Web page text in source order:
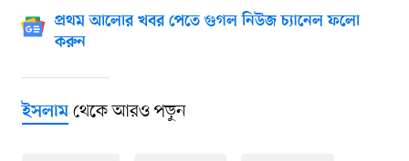
প্রথম আলোর খবর পেতে গুগল নিউজ চ্যানেল ফলো
করুন
ইসলামথেকে আরও পড়ুন